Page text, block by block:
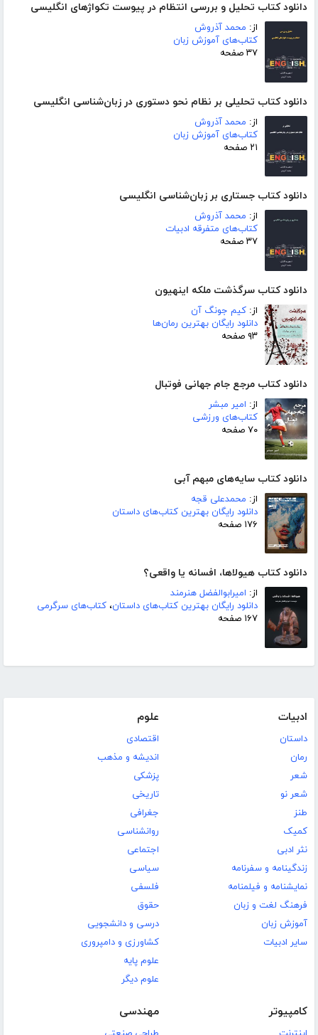
دانلود کتاب تحلیل و بررسی انتظام در پیوست تکواژهای انگلیسی
از: محمد آذروش
کتاب‌های آموزش زبان
۳۷ صفحه
دانلود کتاب تحلیلی بر نظام نحو دستوری در زبان‌شناسی انگلیسی
از: محمد آذروش
کتاب‌های آموزش زبان
۲۱ صفحه
دانلود کتاب جستاری بر زبان‌شناسی انگلیسی
از: محمد آذروش
کتاب‌های متفرقه ادبیات
۳۷ صفحه
دانلود کتاب سرگذشت ملکه اینهیون
از: کیم جونگ آن
دانلود رایگان بهترین رمان‌ها
۹۳ صفحه
دانلود کتاب مرجع جام جهانی فوتبال
از: امیر مبشر
کتاب‌های ورزشی
۷۰ صفحه
دانلود کتاب سایه‌های مبهم آبی
از: محمدعلی قجه
دانلود رایگان بهترین کتاب‌های داستان
۱۷۶ صفحه
دانلود کتاب هیولاها، افسانه یا واقعی؟
از: امیرابوالفضل هنرمند
دانلود رایگان بهترین کتاب‌های داستان، کتاب‌های سرگرمی
۱۶۷ صفحه
ادبیات
داستان
رمان
شعر
شعر نو
طنز
کمیک
نثر ادبی
زندگینامه و سفرنامه
نمایشنامه و فیلمنامه
فرهنگ لغت و زبان
آموزش زبان
سایر ادبیات
علوم
اقتصادی
اندیشه و مذهب
پزشکی
تاریخی
جغرافی
روانشناسی
اجتماعی
سیاسی
فلسفی
حقوق
درسی و دانشجویی
کشاورزی و دامپروری
علوم پایه
علوم دیگر
کامپیوتر مهندسی